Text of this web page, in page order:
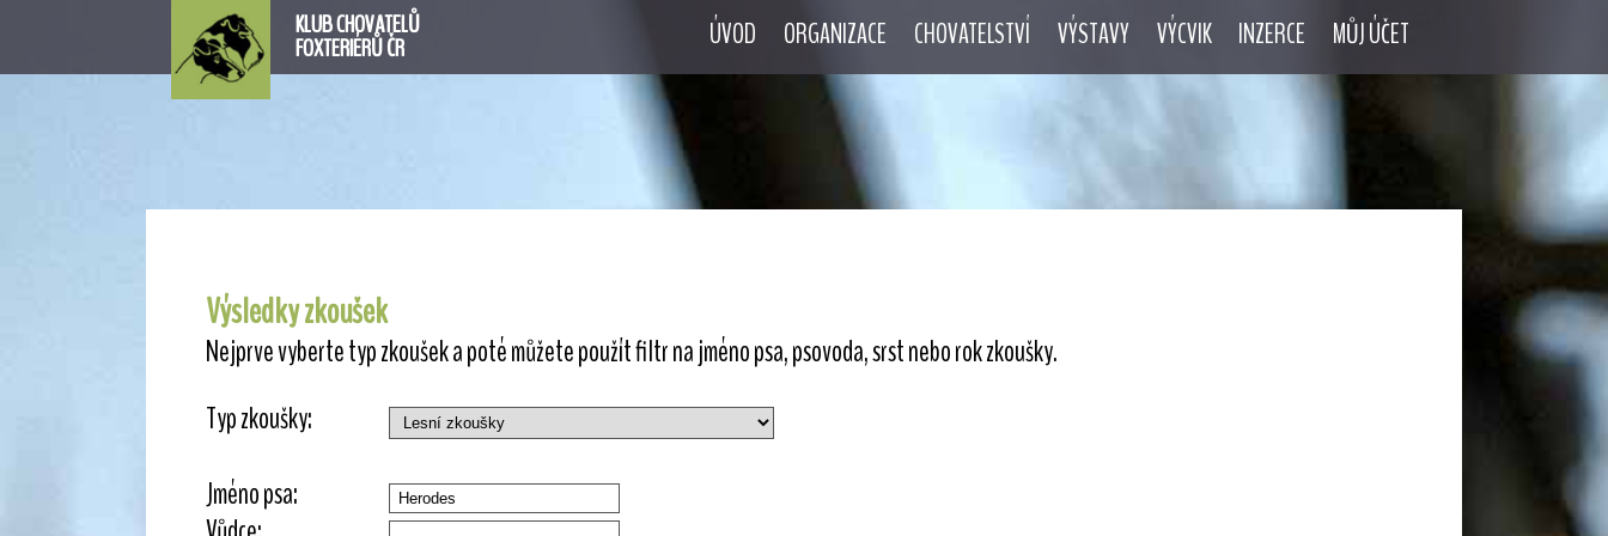
KLUB CHOVATELŮ
FOXTERIÉRŮ ČR ÚVOD ORGANIZACE CHOVATELSTVÍ VÝSTAVY VÝCVIK INZERCE MŮJ ÚČET
Výsledky zkoušek
Nejprve vyberte typ zkoušek a poté můžete použít filtr na jméno psa, psovoda, srst nebo rok zkoušky.
Typ zkoušky:
Jméno psa: